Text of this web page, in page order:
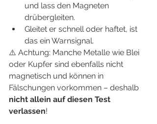
und lass den Magneten
drübergleiten.
Gleitet er schnell oder haftet, ist
das ein Warnsignal.
⚠️ Achtung: Manche Metalle wie Blei
oder Kupfer sind ebenfalls nicht
magnetisch und können in
Fälschungen vorkommen – deshalb
nicht allein auf diesen Test
verlassen!